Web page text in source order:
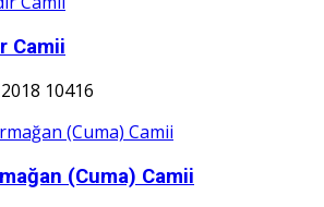
Camii
10416
(Cuma) Camii